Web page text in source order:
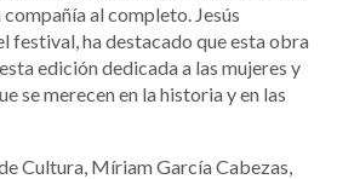
al completo. Jesús
festival, ha destacado que esta obra
edición dedicada a las mujeres y
se merecen en la historia y en las
Cultura, Míriam García Cabezas,